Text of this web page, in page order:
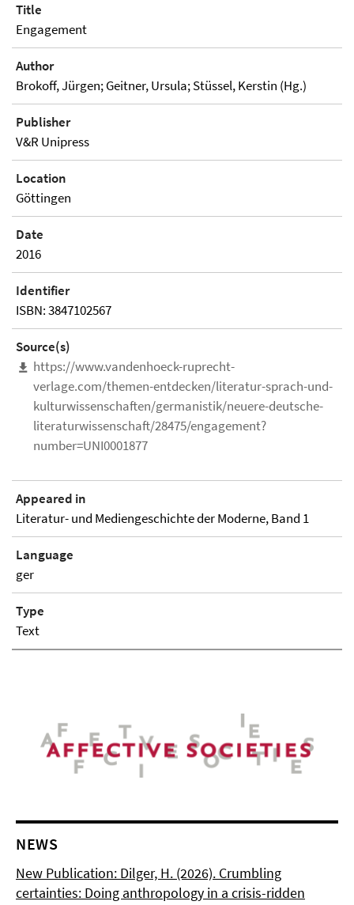
Title
Engagement
Author
Brokoff, Jürgen; Geitner, Ursula; Stüssel, Kerstin (Hg.)
Publisher
V&R Unipress
Location
Göttingen
Date
2016
Identifier
ISBN: 3847102567
Source(s)
https://www.vandenhoeck-ruprecht-
verlage.com/themen-entdecken/literatur-sprach-und-
kulturwissenschaften/germanistik/neuere-deutsche-
literaturwissenschaft/28475/engagement?
number=UNI0001877
Appeared in
Literatur- und Mediengeschichte der Moderne, Band 1
Language
ger
Type
Text
NEWS
New Publication: Dilger, H. (2026). Crumbling
certainties: Doing anthropology in a crisis-ridden